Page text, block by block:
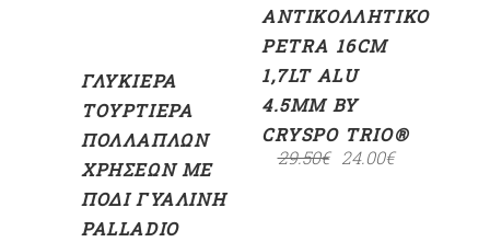
ΓΛΥΚΙΈΡΑ
ΤΟΥΡΤΙΈΡΑ
ΠΟΛΛΑΠΛΏΝ
ΧΡΉΣΕΩΝ ΜΕ
ΠΌΔΙ ΓΥΆΛΙΝΗ
PALLADIO
ΑΝΤΙΚΟΛΛΗΤΙΚΌ
PETRA 16CM
1,7LT ALU
4.5MM BY
CRYSPO TRIO®
29.50€ 24.00€